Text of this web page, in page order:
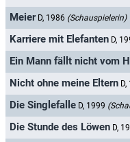
Meier D, 1986 (Schauspielerin)
Karriere mit Elefanten D,
Ein Mann fällt nicht vom
Nicht ohne meine Eltern
Die Singlefalle D, 1999
Die Stunde des Löwen D,